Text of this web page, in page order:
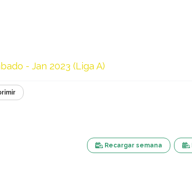
- Jan 2023 (Liga A)
Recargar semana